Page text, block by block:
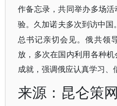
作备忘录，共同举办多场
验。久加诺夫多次到访中国。
总书记亲切会见。俄共领
放，多次在国内利用各种
成就，强调俄应认真学习、
来源：昆仑策网